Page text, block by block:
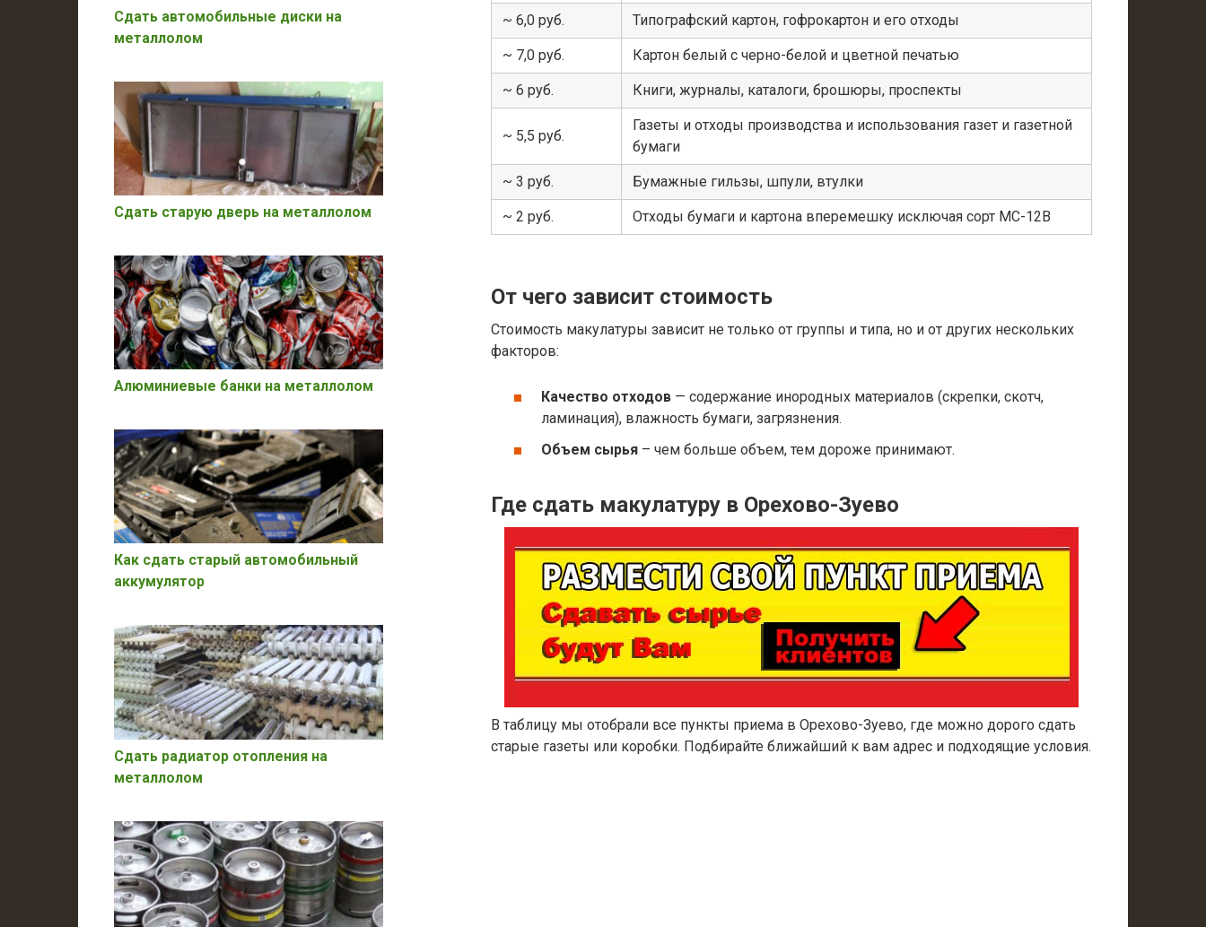
~ 6,0 руб. Типографский картон, гофрокартон и его отходы
~ 7,0 руб. Картон белый с черно-белой и цветной печатью
~ 6 руб. Книги, журналы, каталоги, брошюры, проспекты
~ 5,5 руб.
Газеты и отходы производства и использования газет и газетной
бумаги
~ 3 руб. Бумажные гильзы, шпули, втулки
~ 2 руб. Отходы бумаги и картона вперемешку исключая сорт МС-12В
От чего зависит стоимость
Стоимость макулатуры зависит не только от группы и типа, но и от других нескольких
факторов:
Качество отходов — содержание инородных материалов (скрепки, скотч,
ламинация), влажность бумаги, загрязнения.
Объем сырья – чем больше объем, тем дороже принимают.
Где сдать макулатуру в Орехово-Зуево
В таблицу мы отобрали все пункты приема в Орехово-Зуево, где можно дорого сдать
старые газеты или коробки. Подбирайте ближайший к вам адрес и подходящие условия.
Сдать автомобильные диски на
металлолом
Сдать старую дверь на металлолом
Алюминиевые банки на металлолом
Как сдать старый автомобильный
аккумулятор
Сдать радиатор отопления на
металлолом